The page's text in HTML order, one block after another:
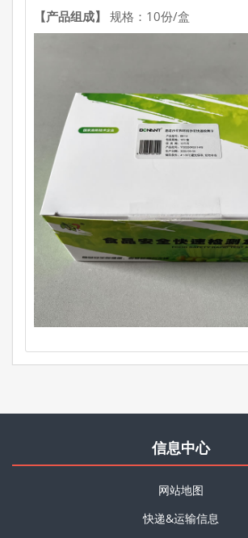
【产品组成】
规格：10份/盒
信息中心
网站地图
快递&运输信息